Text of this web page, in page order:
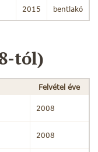
2015 bentlakó
tól)
Felvétel éve
2008
2008